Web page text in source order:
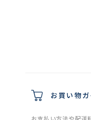
お買い物ガ
お支払い方法や配送